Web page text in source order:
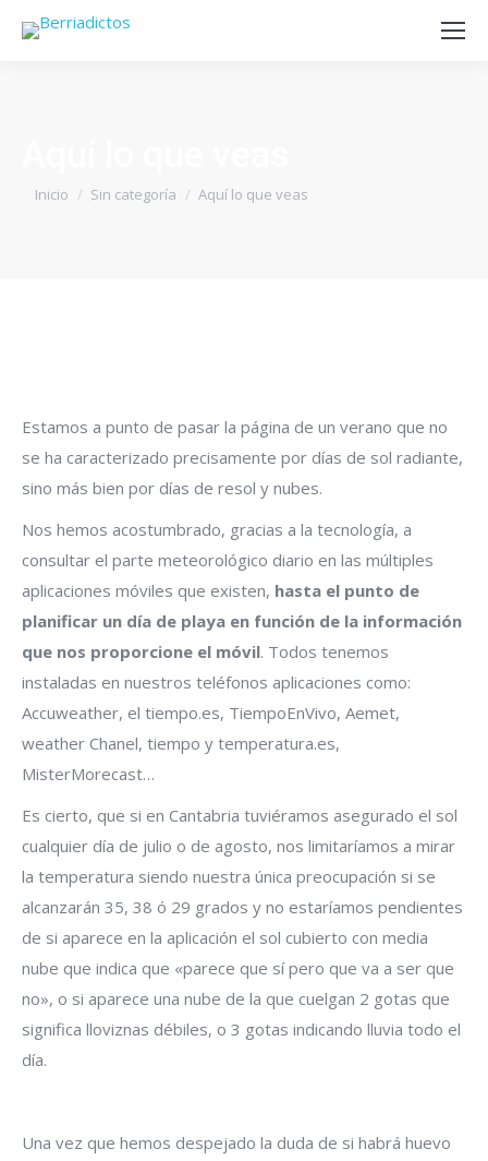
Estás aquí:
Inicio Sin categoría Aquí lo que veas
Estamos a punto de pasar la página de un verano que no
se ha caracterizado precisamente por días de sol radiante,
sino más bien por días de resol y nubes.
Nos hemos acostumbrado, gracias a la tecnología, a
consultar el parte meteorológico diario en las múltiples
aplicaciones móviles que existen, hasta el punto de
planificar un día de playa en función de la información
que nos proporcione el móvil. Todos tenemos
instaladas en nuestros teléfonos aplicaciones como:
Accuweather, el tiempo.es, TiempoEnVivo, Aemet,
weather Chanel, tiempo y temperatura.es,
MisterMorecast…
Es cierto, que si en Cantabria tuviéramos asegurado el sol
cualquier día de julio o de agosto, nos limitaríamos a mirar
la temperatura siendo nuestra única preocupación si se
alcanzarán 35, 38 ó 29 grados y no estaríamos pendientes
de si aparece en la aplicación el sol cubierto con media
nube que indica que «parece que sí pero que va a ser que
no», o si aparece una nube de la que cuelgan 2 gotas que
significa lloviznas débiles, o 3 gotas indicando lluvia todo el
día.
Una vez que hemos despejado la duda de si habrá huevo